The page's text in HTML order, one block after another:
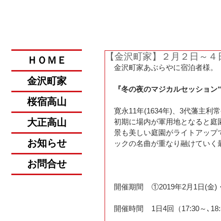
ＨＯＭＥ
金沢町家
桜宿高山
大正高山
お知らせ
お問合せ
【金沢町家】２月２日～
金沢町家あぶらやに宿泊者様。
『冬の夜のマジカルセッショ
寛永11年(1634年)、3代藩主利
初期に場内が軍用地となると
景も美しい庭園がライトアッ
ックの名曲が重なり融けてい
開催期間    ①2019年2月1日(金
開催時間    1日4回（17:30～､